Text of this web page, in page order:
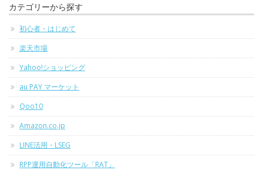
カテゴリーから探す
初心者・はじめて
楽天市場
Yahoo!ショッピング
au PAY マーケット
Qoo10
Amazon.co.jp
LINE活用・LSEG
RPP運用自動化ツール「RAT」